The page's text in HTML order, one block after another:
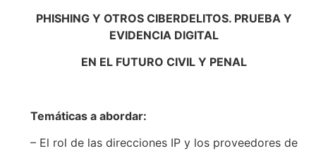
PHISHING Y OTROS CIBERDELITOS. PRUEBA Y
EVIDENCIA DIGITAL
EN EL FUTURO CIVIL Y PENAL
Temáticas a abordar:
– El rol de las direcciones IP y los proveedores de